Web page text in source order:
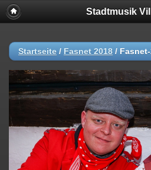
Stadtmusik
Startseite / Fasnet 2018 /